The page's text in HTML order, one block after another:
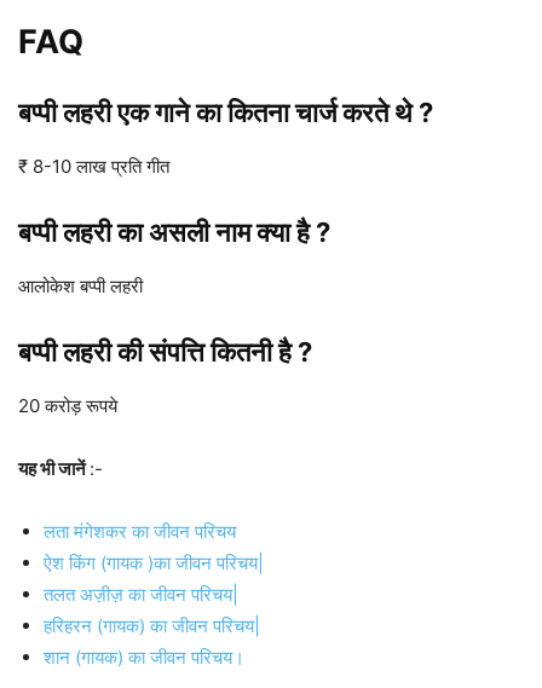
FAQ
बप्पी लहरीएक गाने का कितना चार्ज करते थे ?
₹ 8-10 लाख प्रति गीत
बप्पी लहरीका असली नाम क्या है ?
आलोकेश बप्पी लहरी
बप्पी लहरीकी संपत्ति कितनी है ?
20 करोड़ रूपये
यह भी जानें:-
लता मंगेशकर का जीवन परिचय
ऐश किंग (गायक )का जीवन परिचय|
तलत अज़ीज़ का जीवन परिचय|
हरिहरन (गायक) का जीवन परिचय|
शान (गायक) का जीवन परिचय।